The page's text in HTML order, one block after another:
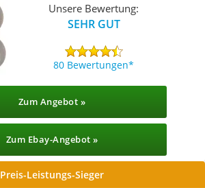
Unsere Bewertung:
SEHR GUT
80 Bewertungen
Zum Angebot »
Zum Ebay-Angebot »
Preis-Leistungs-Sieger